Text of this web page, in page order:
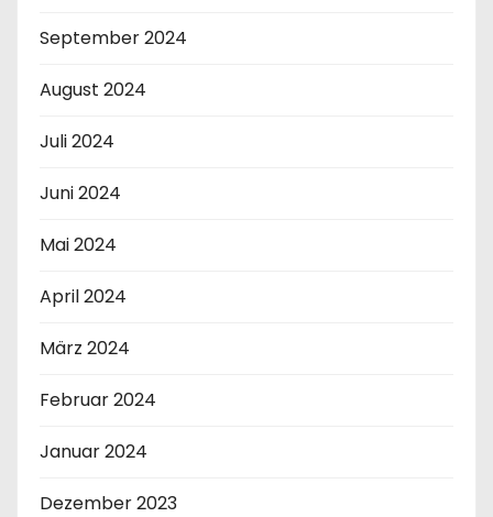
September 2024
August 2024
Juli 2024
Juni 2024
Mai 2024
April 2024
März 2024
Februar 2024
Januar 2024
Dezember 2023